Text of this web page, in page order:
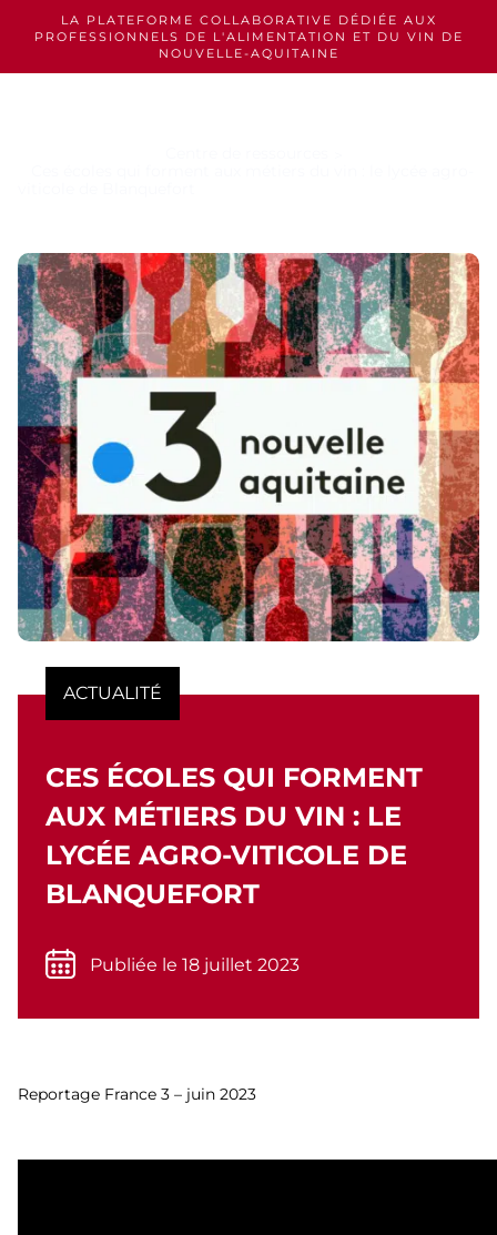
content
LA PLATEFORME COLLABORATIVE DÉDIÉE AUX
PROFESSIONNELS DE L'ALIMENTATION ET DU VIN DE
NOUVELLE-AQUITAINE
ACTUALITÉ
CES ÉCOLES QUI FORMENT
AUX MÉTIERS DU VIN : LE
LYCÉE AGRO-VITICOLE DE
BLANQUEFORT
Publiée le 18 juillet 2023
Reportage France 3 – juin 2023